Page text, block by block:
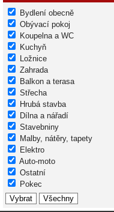
Bydlení obecně
Obývací pokoj
Koupelna a WC
Kuchyň
Ložnice
Zahrada
Balkon a terasa
Střecha
Hrubá stavba
Dílna a nářadí
Stavebniny
Malby, nátěry, tapety
Elektro
Auto-moto
Ostatní
Pokec